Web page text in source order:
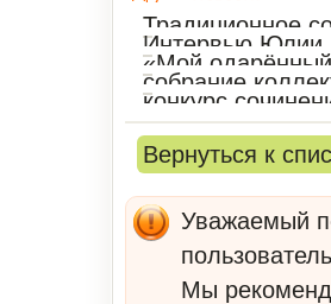
Традиционное
Интервью Юлии
воспитанник"
«Мой
собрание
конкурс
Вернуться к
Уважаемый
Мы